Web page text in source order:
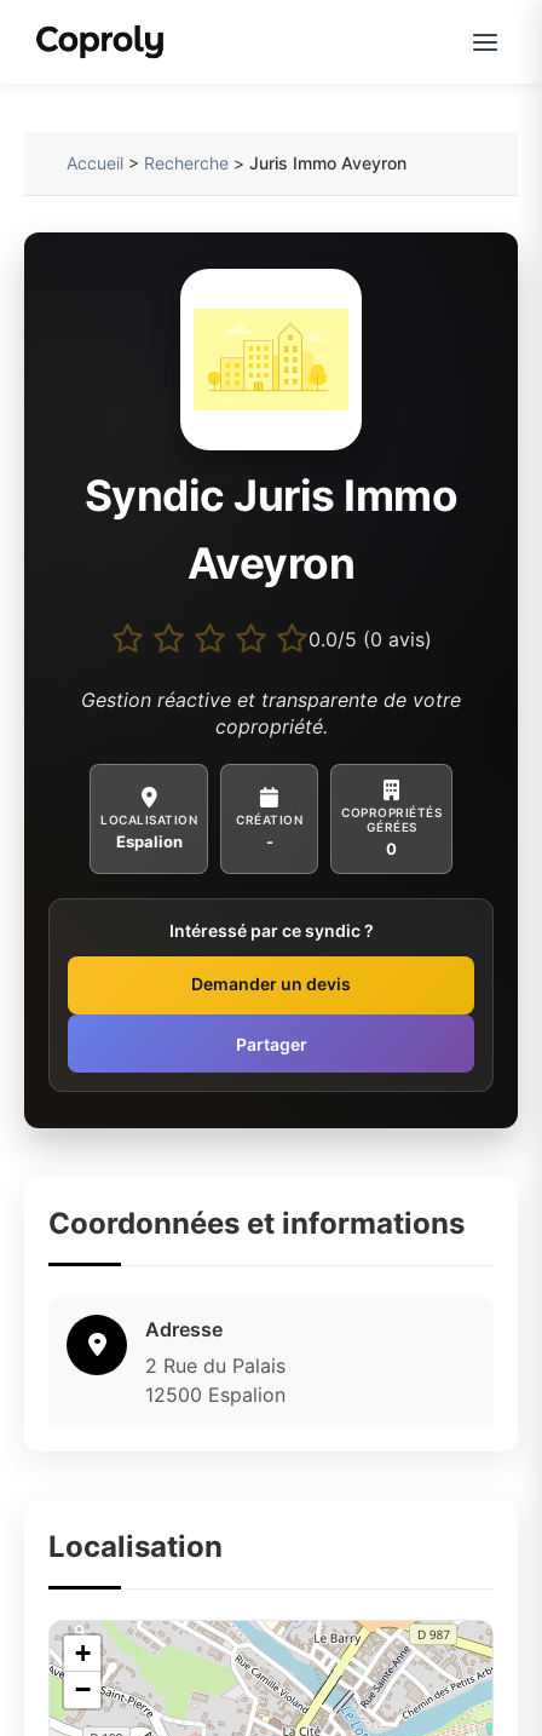
Accueil > Recherche >Juris Immo Aveyron
Syndic Juris Immo
Aveyron
0.0/5 (0 avis)
Gestion réactive et transparente de votre
copropriété.
LOCALISATION
Espalion
CRÉATION
-
COPROPRIÉTÉS
GÉRÉES
0
Intéressé par ce syndic ?
Demander un devis
Partager
Coordonnées et informations
Adresse
2 Rue du Palais
12500 Espalion
Localisation
+
−